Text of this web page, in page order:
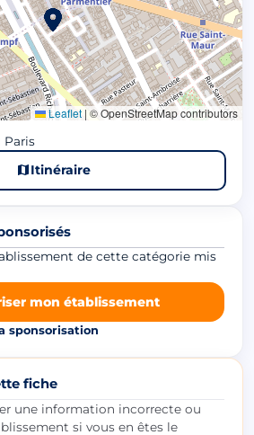
Leaflet | © OpenStreetMap contributors
Paris
Itinéraire
de cette catégorie mis
mon établissement
sponsorisation
fiche
une information incorrecte ou
si vous en êtes le